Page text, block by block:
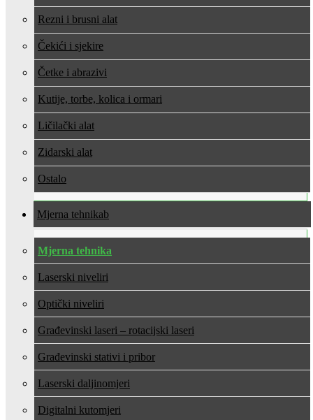
Rezni i brusni alat
Čekići i sjekire
Četke i abrazivi
Kutije, torbe, kolica i ormari
Ličilački alat
Zidarski alat
Ostalo
Mjerna tehnika
Mjerna tehnika
Laserski niveliri
Optički niveliri
Građevinski laseri – rotacijski laseri
Građevinski stativi i pribor
Laserski daljinomjeri
Digitalni kutomjeri